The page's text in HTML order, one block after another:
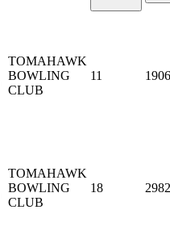
TOMAHAWK
BOWLING
CLUB
11 1906
TOMAHAWK
BOWLING
CLUB
18 2982